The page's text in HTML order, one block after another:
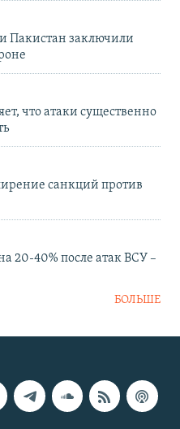
Пакистан заключили
что атаки существенно
санкций против
20-40% после атак ВСУ –
БОЛЬШЕ